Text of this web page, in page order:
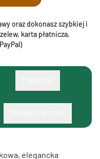
oraz dokonasz szybkiej i
karta płatnicza,
elegancka